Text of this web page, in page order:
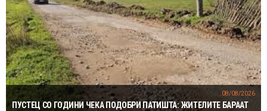
ПУСТЕЦ СО ГОДИНИ ЧЕКА ПОДОБРИ ПАТИШТА: ЖИТЕЛИТЕ БАРААТ
08/08/2026